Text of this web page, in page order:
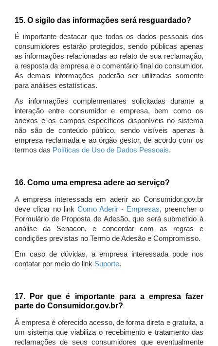
15. O sigilo das informações será resguardado?
É importante destacar que todos os dados pessoais dos
consumidores estarão protegidos, sendo públicas apenas
as informações relacionadas ao relato de sua reclamação,
a resposta da empresa e o comentário final do consumidor.
As demais informações poderão ser utilizadas somente
para análises estatísticas.
As informações complementares solicitadas durante a
interação entre consumidor e empresa, bem como os
anexos e os campos específicos disponíveis no sistema
não são de conteúdo público, sendo visíveis apenas à
empresa reclamada e ao órgão gestor, de acordo com os
termos das Políticas de Uso de Dados Pessoais.
16. Como uma empresa adere ao serviço?
A empresa interessada em aderir ao Consumidor.gov.br
deve clicar no link Como Aderir - Empresas, preencher o
Formulário de Proposta de Adesão, que será submetido à
análise da Senacon, e concordar com as regras e
condições previstas no Termo de Adesão e Compromisso.
Em caso de dúvidas, a empresa interessada pode nos
contatar por meio do link Suporte.
17. Por que é importante para a empresa fazer
parte do Consumidor.gov.br?
À empresa é oferecido acesso, de forma direta e gratuita, a
um sistema que viabiliza o recebimento e tratamento das
reclamações de seus consumidores que eventualmente